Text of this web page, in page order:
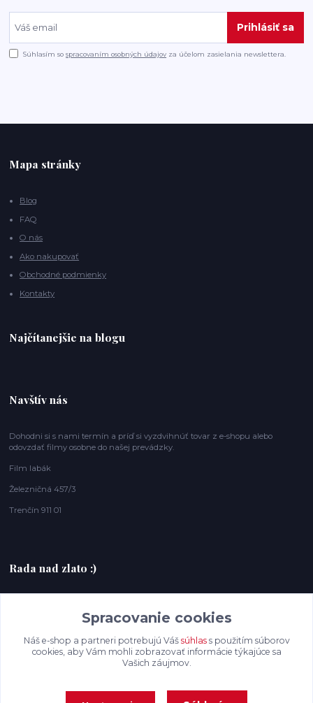
Prihlásiť sa
Súhlasím sospracovaním osobných údajov za účelom zasielania newslettera.
Mapa stránky
Blog
FAQ
O nás
Ako nakupovať
Obchodné podmienky
Kontakty
Najčítanejšie na blogu
Navštív nás
Dohodni si s nami termín a príď si vyzdvihnúť tovar z e-shopu alebo
odovzdať filmy osobne do našej prevádzky.
Film labák
Železničná 457/3
Trenčín 911 01
Rada nad zlato :)
filmlabak@gmail.com
Spracovanie cookies
Náš e-shop a partneri potrebujú Váš súhlass použitím súborov
cookies, aby Vám mohli zobrazovať informácie týkajúce sa
Vašich záujmov.